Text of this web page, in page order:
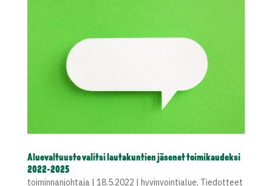
Aluevaltuusto valitsi lautakuntien jäsenet toimikaudeksi
2022-2025
toiminnanjohtaja| 18.5.2022 | hyvinvointialue, Tiedotteet